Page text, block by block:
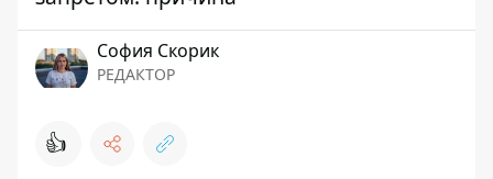
София Скорик
РЕДАКТОР
👍